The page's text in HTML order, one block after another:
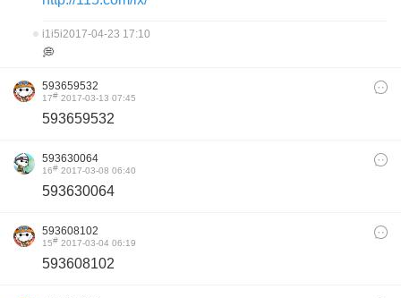
i1i5i2017-04-23 17:10
💭
593659532
17# 2017-03-13 07:45
593659532
593630064
16# 2017-03-08 06:40
593630064
593608102
15# 2017-03-04 06:19
593608102